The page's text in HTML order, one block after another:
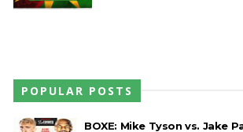
POPULAR POSTS
BOXE: Mike Tyson vs. Jake